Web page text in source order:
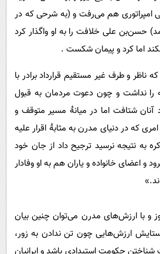
امپراتوری هم می‌رفت و (به شرحی که در
حسن‌بن علی خلافت را به او واگذار کرد
اما کرد و پیمان شکست .
و طرف غیر مستقیم قرارداد برادر با
را نداشت و چون دعوت مردمان به قبول
آنان شتافت اما در میانۀ مسیر متوقف و
که در دنیای مدرن به مثابۀ اقرار علیه
به نتیجه نرسید ترجیح داد از جان خود
و اعضای خانواده و یاران هم به او وفادار
و با ارزش‌های مدرن می‌توان چنین بیان
ستایش ارزش‌هایی چون تن ندادن به زور،